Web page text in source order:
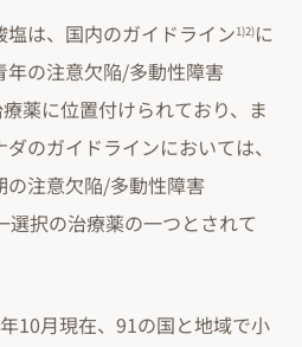
は、国内のガイドライン1)2)に
の注意欠陥/多動性障害
薬に位置付けられており、ま
のガイドラインにおいては、
注意欠陥/多動性障害
選択の治療薬の一つとされて
10月現在、91の国と地域で小